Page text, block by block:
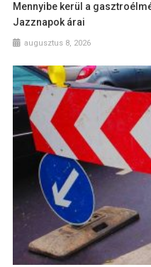
Mennyibe kerül a
Jazznapok árai
augusztus 8, 2026